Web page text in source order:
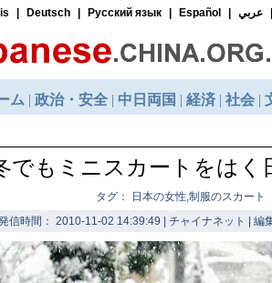
でもミニスカートをはく
タグ： 日本の女性,制服のスカート
信時間： 2010-11-02 14:39:49 | チャイナネット | 編